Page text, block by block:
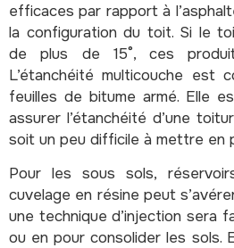
efficaces par rapport à
la configuration du toit. Si le
de plus de 15°, ces
L’étanchéité multicouche est
feuilles de bitume armé. Elle
assurer l’étanchéité d’une
soit un peu difficile à mettre en
Pour les sous sols,
cuvelage en résine peut
une technique d’injection sera
ou en pour consolider les sols.